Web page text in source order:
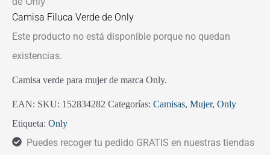
Camisa Filuca Verde de Only
Este producto no está disponible porque no quedan
existencias.
Camisa verde para mujer de marca Only.
EAN: SKU: 152834282 Categorías: Camisas, Mujer, Only
Etiqueta: Only
Puedes recoger tu pedido GRATIS en nuestras tiendas